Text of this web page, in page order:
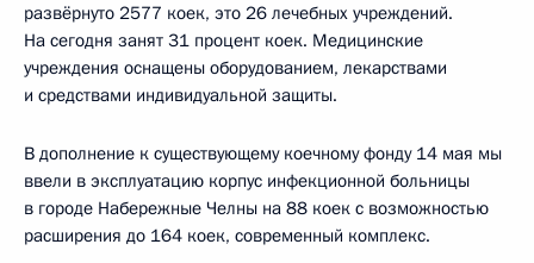
развёрнуто 2577 коек, это 26 лечебных учреждений.
На сегодня занят 31 процент коек. Медицинские
учреждения оснащены оборудованием, лекарствами
и средствами индивидуальной защиты.
В дополнение к существующему коечному фонду 14 мая мы
ввели в эксплуатацию корпус инфекционной больницы
в городе Набережные Челны на 88 коек с возможностью
расширения до 164 коек, современный комплекс.